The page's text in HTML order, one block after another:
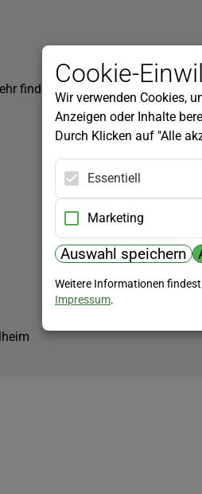
findest du in unserem Newsletter!
Cookie-
Wir verwenden Cookies,
Anzeigen oder Inhalte
Durch Klicken auf "Alle
Essentiell
Marketing
Auswahl speichern
Weitere Informationen
Impressum.